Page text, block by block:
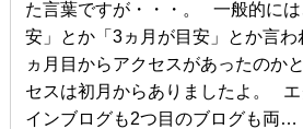
た言葉ですが・・・。 一般的には
安」とか「3ヵ月が目安」とか言
ヵ月目からアクセスがあったのか
セスは初月からありましたよ。 エ
インブログも2つ目のブログも両…